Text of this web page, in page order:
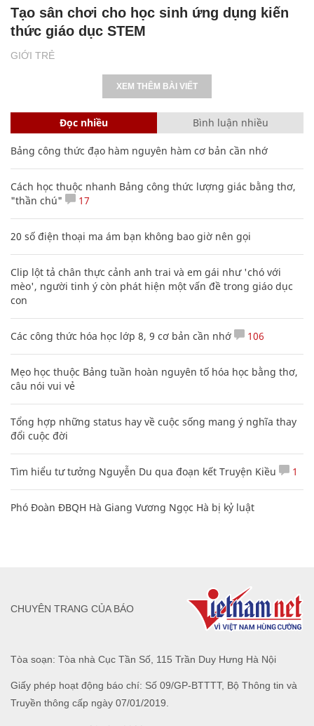
GIỚI TRẺ
Tạo sân chơi cho học sinh ứng dụng kiến
thức giáo dục STEM
XEM THÊM BÀI VIẾT
Đọc nhiều Bình luận nhiều
Bảng công thức đạo hàm nguyên hàm cơ bản cần nhớ
Cách học thuộc nhanh Bảng công thức lượng giác bằng thơ,
"thần chú"
17
20 số điện thoại ma ám bạn không bao giờ nên gọi
Clip lột tả chân thực cảnh anh trai và em gái như 'chó với
mèo', người tinh ý còn phát hiện một vấn đề trong giáo dục
con
Các công thức hóa học lớp 8, 9 cơ bản cần nhớ 106
Mẹo học thuộc Bảng tuần hoàn nguyên tố hóa học bằng thơ,
câu nói vui vẻ
Tổng hợp những status hay về cuộc sống mang ý nghĩa thay
đổi cuộc đời
Tìm hiểu tư tưởng Nguyễn Du qua đoạn kết Truyện Kiều 1
Phó Đoàn ĐBQH Hà Giang Vương Ngọc Hà bị kỷ luật
Tòa soạn: Tòa nhà Cục Tần Số, 115 Trần Duy Hưng Hà Nội
Giấy phép hoạt động báo chí: Số 09/GP-BTTTT, Bộ Thông tin và
Truyền thông cấp ngày 07/01/2019.
CHUYÊN TRANG CỦA BÁO